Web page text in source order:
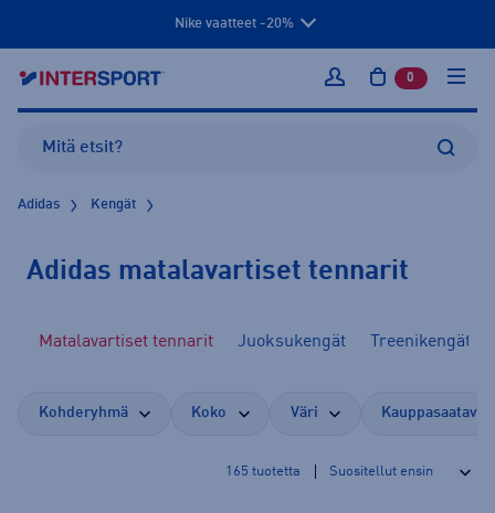
Nike vaatteet -20%
Kirjaudu sisään
0 tuotetta
Adidas Kengät
Adidas matalavartiset tennarit
Matalavartiset tennarit Juoksukengät Treenikengät
Kohderyhmä Koko Väri
165 tuotetta